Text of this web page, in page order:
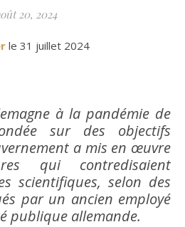
20, 2024
le 31 juillet 2024
à la pandémie de
sur des objectifs
a mis en œuvre
qui contredisaient
scientifiques, selon des
par un ancien employé
publique allemande.